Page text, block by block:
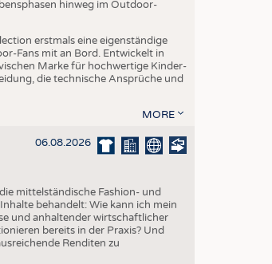
hinweg im Outdoor-
erstmals eine eigenständige
Fans mit an Bord. Entwickelt in
Marke für hochwertige Kinder-
die technische Ansprüche und
MORE
06.08.2026
mittelständische Fashion- und
behandelt: Wie kann ich mein
und anhaltender wirtschaftlicher
bereits in der Praxis? Und
Renditen zu